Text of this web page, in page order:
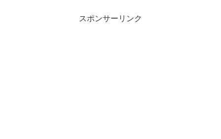
スポンサーリンク